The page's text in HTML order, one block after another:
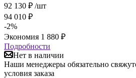
92 130 ₽ /шт
94 010 ₽
-2%
Экономия 1 880 ₽
Подробности
Нет в наличии
Наши менеджеры обязательно
условия заказа